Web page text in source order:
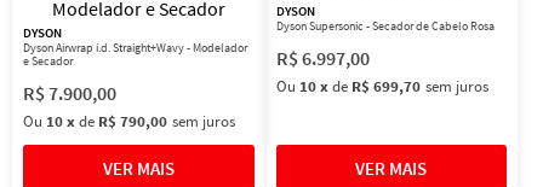
DYSON
Dyson Airwrap i.d. Straight+Wavy - Modelador
e Secador
R$7.900,00
Ou 10xde R$ 790,00 sem juros
DYSON
Dyson Supersonic - Secador de Cabelo Rosa
R$6.997,00
Ou 10 xde R$ 699,70 sem juros